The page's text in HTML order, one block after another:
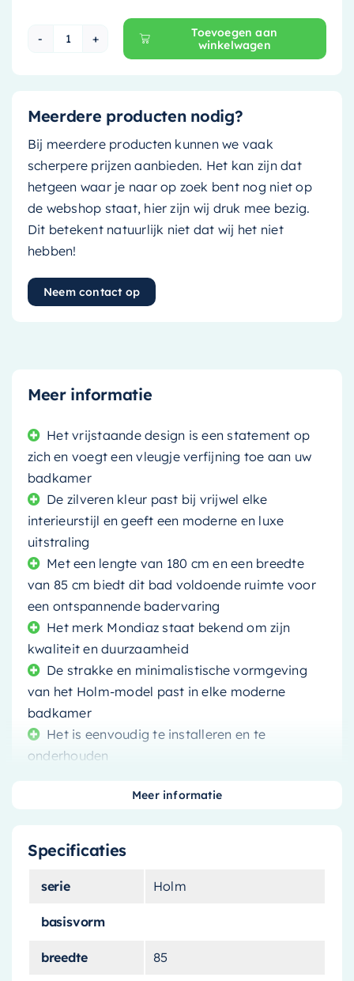
Mondiaz Vrijstaande bad Holm - 180x85cm -
Toevoegen aan
winkelwagen
Meerdere producten nodig?
Bij meerdere producten kunnen we vaak
scherpere prijzen aanbieden. Het kan zijn dat
hetgeen waar je naar op zoek bent nog niet op
de webshop staat, hier zijn wij druk mee bezig.
Dit betekent natuurlijk niet dat wij het niet
hebben!
Neem contact op
Meer informatie
Het vrijstaande design is een statement op
zich en voegt een vleugje verfijning toe aan uw
badkamer
De zilveren kleur past bij vrijwel elke
interieurstijl en geeft een moderne en luxe
uitstraling
Met een lengte van 180 cm en een breedte
van 85 cm biedt dit bad voldoende ruimte voor
een ontspannende badervaring
Het merk Mondiaz staat bekend om zijn
kwaliteit en duurzaamheid
De strakke en minimalistische vormgeving
van het Holm-model past in elke moderne
badkamer
Het is eenvoudig te installeren en te
onderhouden
Trakteer uzelf op een luxe badervaring met het
Mondiaz vrijstaande bad Holm
u nu een minimalistisch, modern of traditioneel
Specificaties
serie Holm
basisvorm
breedte 85
Meer informatie